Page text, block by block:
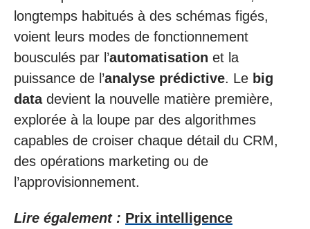
longtemps habitués à des schémas figés,
voient leurs modes de fonctionnement
bousculés par l’automatisation et la
puissance de l’analyse prédictive. Le big
datadevient la nouvelle matière première,
explorée à la loupe par des algorithmes
capables de croiser chaque détail du CRM,
des opérations marketing ou de
l’approvisionnement.
Lire également : Prix intelligence